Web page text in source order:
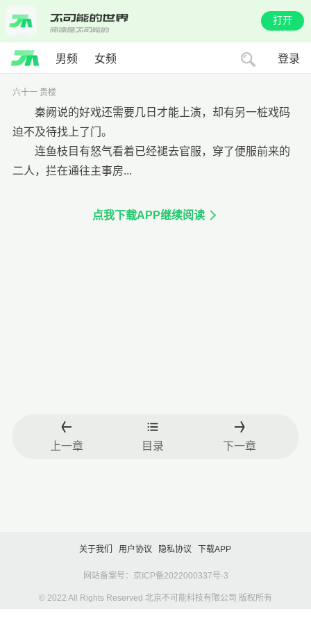
打开
男频 女频 登录
六十一 贵楼
秦阙说的好戏还需要几日才能上演，却有另一桩戏码
迫不及待找上了门。
连鱼枝目有怒气看着已经褪去官服，穿了便服前来的
二人，拦在通往主事房...
点我下载APP继续阅读
上一章 目录 下一章
关于我们 用户协议 隐私协议 下载APP
网站备案号：京ICP备2022000337号-3
© 2022 All Rights Reserved 北京不可能科技有限公司 版权所有